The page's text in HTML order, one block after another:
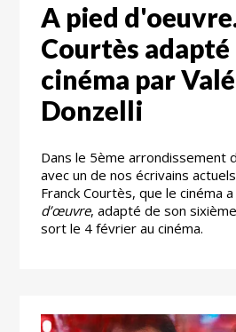
A pied
Courtès adapté
cinéma par
Donzelli
Dans le 5ème arrondissement
avec un de nos écrivains
Franck Courtès, que le cinéma
d’œuvre, adapté de son
sort le 4 février au cinéma.